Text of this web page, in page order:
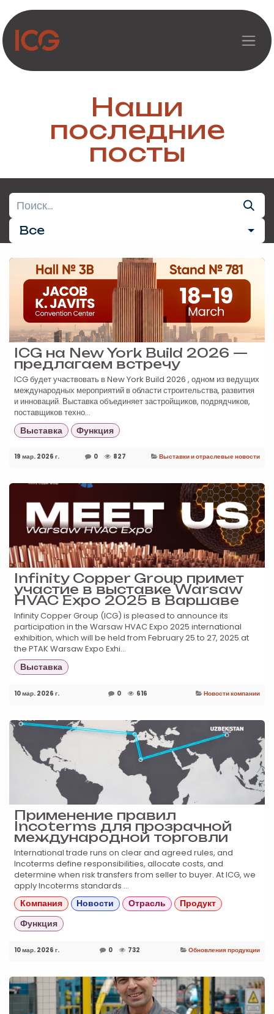
Перейти к содержимому
Наши
последние
посты
Все
ICG на New York Build 2026 —
предлагаем встречу
ICG будет участвовать в New York Build 2026 , одном из ведущих
международных мероприятий в области строительства, развития
и инноваций. Выставка объединяет застройщиков, подрядчиков,
поставщиков техно...
Выставка
Функция
19 мар. 2026 г. 0 827 Выставки и отраслевые новости
Infinity Copper Group примет
участие в выставке Warsaw
HVAC Expo 2025 в Варшаве
Infinity Copper Group (ICG) is pleased to announce its
participation in the Warsaw HVAC Expo 2025 international
exhibition, which will be held from February 25 to 27, 2025 at
the PTAK Warsaw Expo Exhi...
Выставка
10 мар. 2026 г. 0 616 Новости компании
Применение правил
Incoterms для прозрачной
международной торговли
International trade runs on clear and agreed rules, and
Incoterms define responsibilities, allocate costs, and
determine when risk transfers from seller to buyer. At ICG, we
apply Incoterms standards ...
Компания
Новости Отрасль
Продукт
Функция
10 мар. 2026 г. 0 732 Обновления продукции